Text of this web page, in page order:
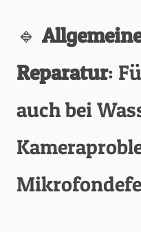
🔹
Reparatur:
auch bei